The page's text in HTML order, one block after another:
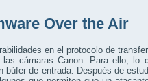
Over the Air
en el protocolo de
cámaras Canon. Para ello, lo
de entrada. Después de